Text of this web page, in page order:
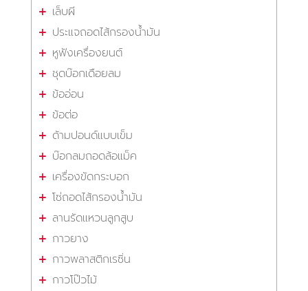
เล็บผี
ประแจถอดไส้กรองน้ำมัน
หูฟังเครื่องยนต์
ชุดบ๊อกเดือยลม
ข้ออ่อน
ข้อต่อ
ด้ามปอนด์แบบเข็ม
บ๊อกลมถอดล้อแม็ค
เครื่องขัดกระบอก
โซ่ถอดไส้กรองน้ำมัน
ลานรัดแหวนลูกสูบ
กาวยาง
กาวพลาสติกเรซิ่น
กาวโป๊วไม้